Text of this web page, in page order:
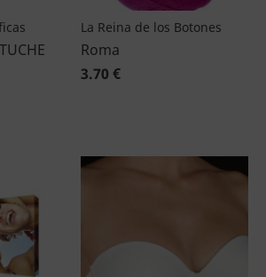
La Reina de los Botones
Roma
3.70 €